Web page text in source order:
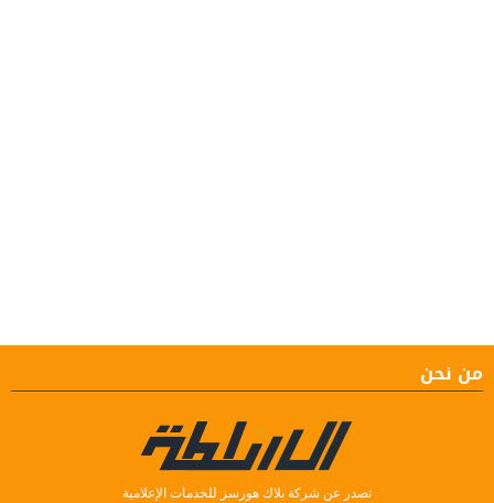
من نحن
تصدر عن شركة بلاك هورسز للخدمات الإعلامية